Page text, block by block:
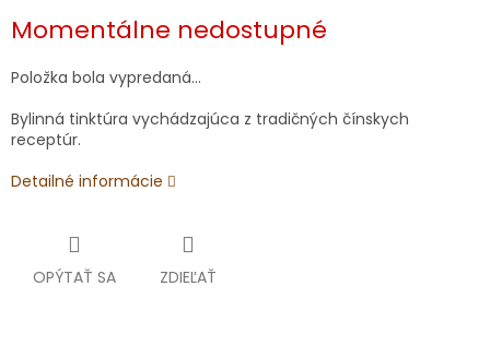
cena:
Momentálne nedostupné
Položka bola vypredaná…
Bylinná tinktúra vychádzajúca z tradičných čínskych
receptúr.
Detailné informácie
OPÝTAŤ SA ZDIEĽAŤ